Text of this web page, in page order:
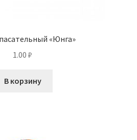
«Юнга»
1.00 ₽
В корзину